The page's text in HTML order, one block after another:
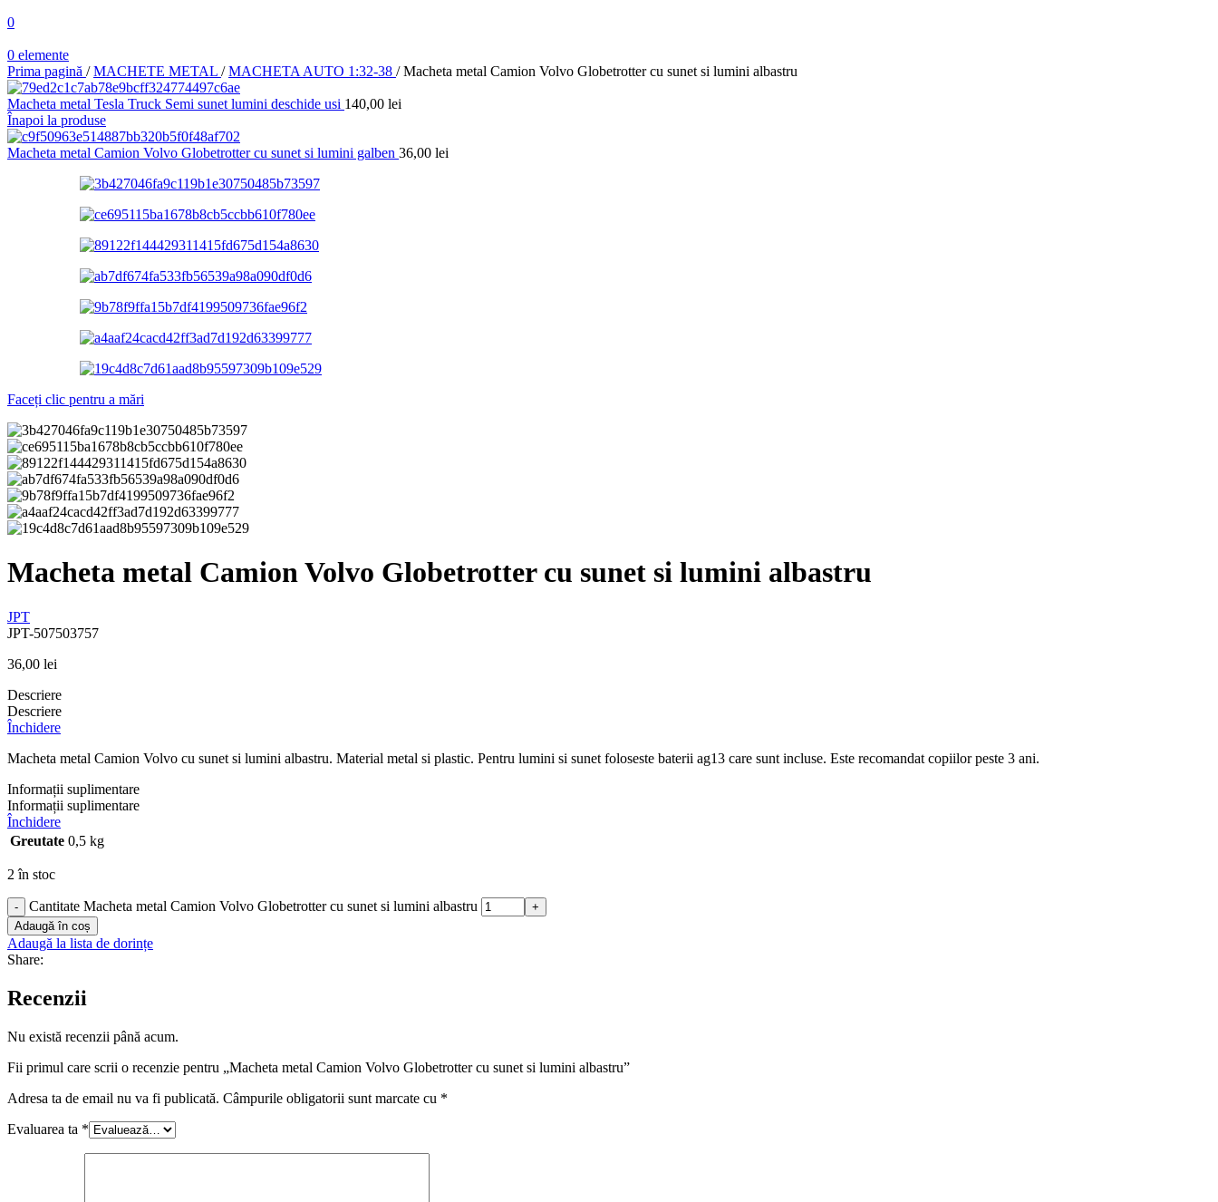
0
0 elemente
Prima pagină / MACHETE METAL / MACHETA AUTO 1:32-38 / Macheta metal Camion Volvo Globetrotter cu sunet si lumini albastru
Macheta metal Tesla Truck Semi sunet lumini deschide usi 140,00 lei
Înapoi la produse
Macheta metal Camion Volvo Globetrotter cu sunet si lumini galben 36,00 lei
Faceți clic pentru a mări
Macheta metal Camion Volvo Globetrotter cu sunet si lumini albastru
JPT
JPT-507503757
36,00 lei
Descriere
Descriere
Închidere
Macheta metal Camion Volvo cu sunet si lumini albastru. Material metal si plastic. Pentru lumini si sunet foloseste baterii ag13 care sunt incluse. Este recomandat copiilor peste 3 ani.
Informații suplimentare
Informații suplimentare
Închidere
Greutate 0,5 kg
2 în stoc
- Cantitate Macheta metal Camion Volvo Globetrotter cu sunet si lumini albastru
+
Adaugă în coș
Adaugă la lista de dorințe
Share:
Recenzii
Nu există recenzii până acum.
Fii primul care scrii o recenzie pentru „Macheta metal Camion Volvo Globetrotter cu sunet si lumini albastru”
Adresa ta de email nu va fi publicată. Câmpurile obligatorii sunt marcate cu *
Evaluarea ta *